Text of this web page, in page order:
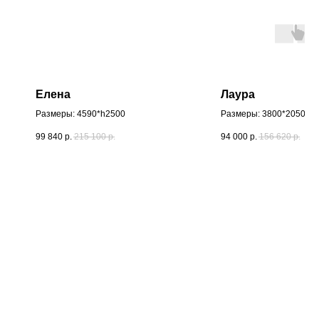
Елена
Размеры: 4590*h2500
99 840 р. 215 100 р.
Лаура
Размеры:
94 000 р. 156 620 р.